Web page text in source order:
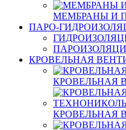
МЕМБРАНЫ И
ПАРО-
КРОВЕЛЬНАЯ
КРОВЕЛЬНАЯ
КРОВЕЛЬНАЯ